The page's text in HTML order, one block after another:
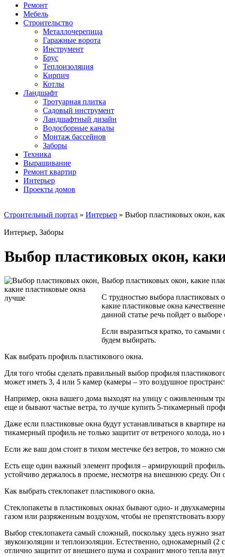
Ремонт
Мебель
Строительство
Металлочерепица
Гаражные ворота
Инструмент
Брус
Теплоизоляция
Кирпич
Котлы
Ландшафт
Тротуарная плитка
Садовый инструмент
Ландшафтный дизайн
Водосборные каналы
Монтаж бассейнов
Заборы
Техника
Выращивание
Ремонт квартир
Интерьер
Проекты домов
Строительный портал » Интерьер » Выбор пластиковых окон,
Интерьер, Заборы
Выбор пластиковых окон,
Выбор пластиковых окон, какие
С трудностью выбора пластиковых
какие пластиковые окна
данной статье речь пойдет о выборе
Если выразиться кратко, то
будем выбирать.
Как выбрать профиль пластикового окна.
Для того чтобы сделать правильный выбор профиля
может иметь 3, 4 или 5 камер (камеры – это воздушное
Например, окна вашего дома выходят на улицу с оживленным
еще и бывают частые ветра, то лучше купить 5-тикамерный
Даже если пластиковые окна будут устанавливаться в
тикамерный профиль не только защитит от ветреного холода, но
Если же ваш дом стоит в тихом местечке без ветров, то можно
Есть еще один важный элемент профиля – армирующий профиль.
устойчиво держалось в проеме, несмотря на внешнюю среду.
Как выбрать стеклопакет пластикового окна.
Стеклопакеты в пластиковых окнах бывают одно- и
газом или разряженным воздухом, чтобы не препятствовать взору
Выбор стеклопакета самый сложный, поскольку здесь нужно
звукоизоляции и теплоизоляции. Естественно, однокамерный
отлично защитит от внешнего шума и сохранит много тепла